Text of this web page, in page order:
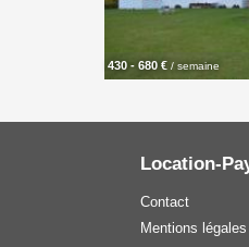
430 - 680 € / semaine
Location-
Contact
Mentions légales